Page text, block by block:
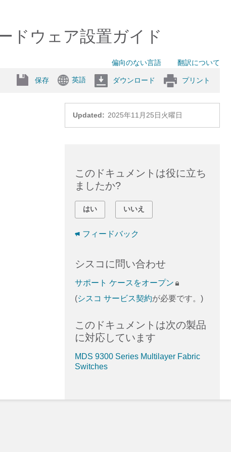
ドウェア設置ガイド
偏向のない言語 翻訳について
保存 英語 ダウンロード プリント
Updated: 2025年11月25日火曜日
このドキュメントは役に立ち
ましたか?
はい いいえ
フィードバック
シスコに問い合わせ
サポート ケースをオープン
(シスコ サービス契約が必要です。)
このドキュメントは次の製品
に対応しています
MDS 9300 Series Multilayer Fabric
Switches